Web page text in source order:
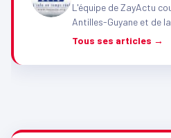
L'équipe de ZayActu
Antilles-Guyane et de
Tous ses articles →